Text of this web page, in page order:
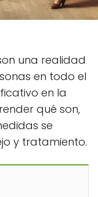
una realidad
en todo el
en la
qué son,
se
y tratamiento.